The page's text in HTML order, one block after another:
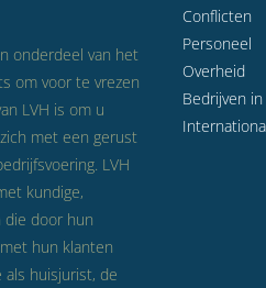
onderdeel van het
om voor te vrezen
LVH is om u
met een gerust
LVH
kundige,
door hun
hun klanten
huisjurist, de
Conflicten
Personeel
Overheid
Bedrijven